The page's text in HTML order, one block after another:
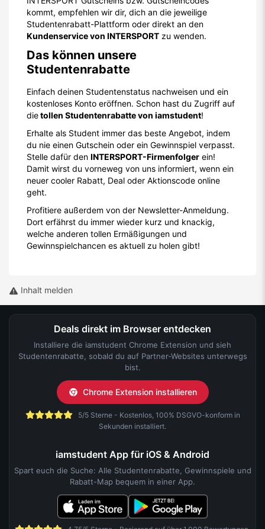
kommt, empfehlen wir dir, dich an die jeweilige
Studentenrabatt-Plattform oder direkt an den
Kundenservice von INTERSPORT zu wenden.
Das können unsere
Studentenrabatte
Einfach deinen Studentenstatus nachweisen und ein
kostenloses Konto eröffnen. Schon hast du Zugriff auf
dietollen Studentenrabatte von iamstudent!
Erhalte als Student immer das beste Angebot, indem
du nie einen Gutschein oder ein Gewinnspiel verpasst.
Stelle dafür den INTERSPORT-Firmenfolger ein!
Damit wirst du vorneweg von uns informiert, wenn ein
neuer cooler Rabatt, Deal oder Aktionscode online
geht.
Profitiere außerdem von der Newsletter-Anmeldung.
Dort erfährst du immer wieder kurz und knackig,
welche anderen tollen Ermäßigungen und
Gewinnspielchancen es aktuell zu holen gibt!
Inhalt melden
Deals direkt im Browser entdecken
Installiere die iamstudent Chrome Extension und sieh
Studentenrabatte, sobald du auf Partner-Websites unterwegs
bist.
Chrome Extension installieren
5/5 Sterne - Kostenlos, 100% DSGVO-konform in
Sekunden installiert.
iamstudent App für iOS & Android
Spart euch die Suche: Alle Studentenrabatte, Gewinnspiele und
Rabatt-Map bequem in einer App.